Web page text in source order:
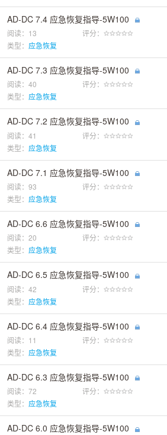
AD-DC 7.4 应急恢复指导-5W100
阅读：13 评分：
类型： 应急恢复
AD-DC 7.3 应急恢复指导-5W100
阅读：40 评分：
类型： 应急恢复
AD-DC 7.2 应急恢复指导-5W100
阅读：41 评分：
类型： 应急恢复
AD-DC 7.1 应急恢复指导-5W100
阅读：93 评分：
类型： 应急恢复
AD-DC 6.6 应急恢复指导-5W100
阅读：20 评分：
类型： 应急恢复
AD-DC 6.5 应急恢复指导-5W100
阅读：42 评分：
类型： 应急恢复
AD-DC 6.4 应急恢复指导-5W100
阅读：11 评分：
类型： 应急恢复
AD-DC 6.3 应急恢复指导-5W100
阅读：72 评分：
类型： 应急恢复
AD-DC 6.0 应急恢复指导-5W100